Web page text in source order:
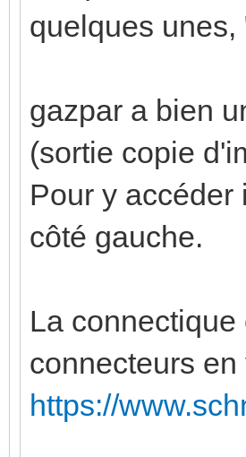
quelques
gazpar a bien
(sortie copie
Pour y accéder
côté gauche.
La
connecteurs en
https://